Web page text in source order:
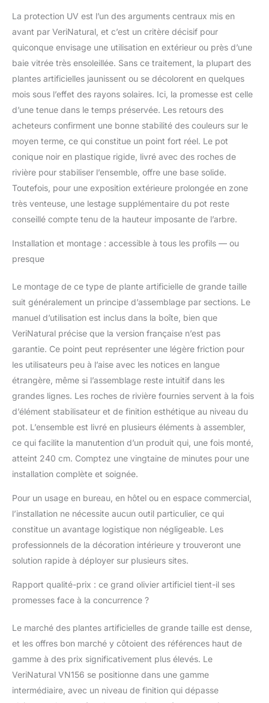
La protection UV est l’un des arguments centraux mis en
avant par VeriNatural, et c’est un critère décisif pour
quiconque envisage une utilisation en extérieur ou près d’une
baie vitrée très ensoleillée. Sans ce traitement, la plupart des
plantes artificielles jaunissent ou se décolorent en quelques
mois sous l’effet des rayons solaires. Ici, la promesse est celle
d’une tenue dans le temps préservée. Les retours des
acheteurs confirment une bonne stabilité des couleurs sur le
moyen terme, ce qui constitue un point fort réel. Le pot
conique noir en plastique rigide, livré avec des roches de
rivière pour stabiliser l’ensemble, offre une base solide.
Toutefois, pour une exposition extérieure prolongée en zone
très venteuse, une lestage supplémentaire du pot reste
conseillé compte tenu de la hauteur imposante de l’arbre.
Installation et montage : accessible à tous les profils — ou
presque
Le montage de ce type de plante artificielle de grande taille
suit généralement un principe d’assemblage par sections. Le
manuel d’utilisation est inclus dans la boîte, bien que
VeriNatural précise que la version française n’est pas
garantie. Ce point peut représenter une légère friction pour
les utilisateurs peu à l’aise avec les notices en langue
étrangère, même si l’assemblage reste intuitif dans les
grandes lignes. Les roches de rivière fournies servent à la fois
d’élément stabilisateur et de finition esthétique au niveau du
pot. L’ensemble est livré en plusieurs éléments à assembler,
ce qui facilite la manutention d’un produit qui, une fois monté,
atteint 240 cm. Comptez une vingtaine de minutes pour une
installation complète et soignée.
Pour un usage en bureau, en hôtel ou en espace commercial,
l’installation ne nécessite aucun outil particulier, ce qui
constitue un avantage logistique non négligeable. Les
professionnels de la décoration intérieure y trouveront une
solution rapide à déployer sur plusieurs sites.
Rapport qualité-prix : ce grand olivier artificiel tient-il ses
promesses face à la concurrence ?
Le marché des plantes artificielles de grande taille est dense,
et les offres bon marché y côtoient des références haut de
gamme à des prix significativement plus élevés. Le
VeriNatural VN156 se positionne dans une gamme
intermédiaire, avec un niveau de finition qui dépasse